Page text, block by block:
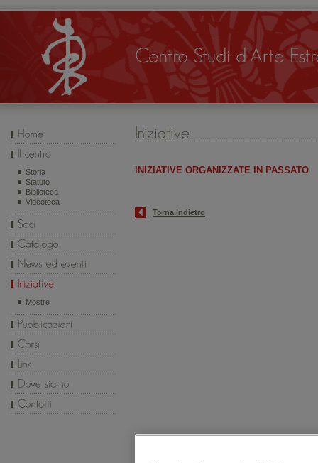
Storia
Statuto
Biblioteca
Videoteca
Mostre
INIZIATIVE ORGANIZZATE IN PASSATO
Torna indietro